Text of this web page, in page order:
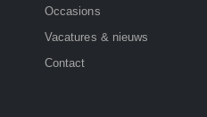
Occasions
Vacatures & nieuws
Contact